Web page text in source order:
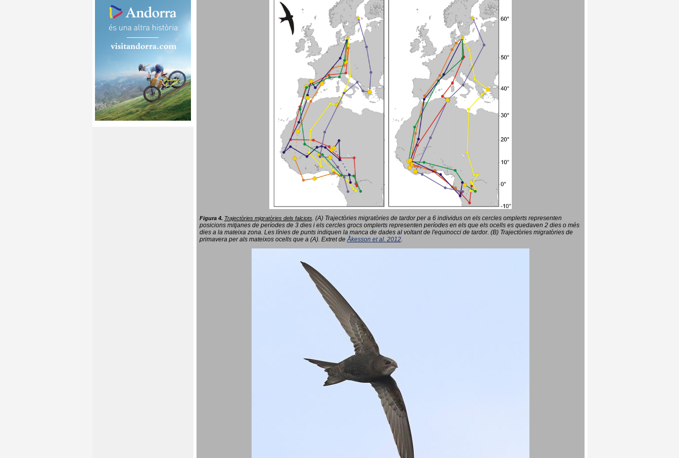
Figura 4. Trajectòries migratòries dels falciots. (A) Trajectòries migratòries de tardor per a 6 individus on els cercles omplerts representen
posicions mitjanes de períodes de 3 dies i els cercles grocs omplerts representen períodes en els que els ocells es quedaven 2 dies o més
dies a la mateixa zona. Les línies de punts indiquen la manca de dades al voltant de l'equinocci de tardor. (B) Trajectòries migratòries de
primavera per als mateixos ocells que a (A). Extret deÅkesson et al. 2012.